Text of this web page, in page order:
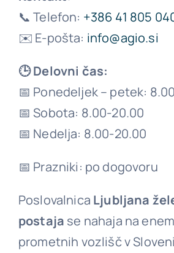
Kontakt
📞 Telefon: +386 41 805
✉️ E-pošta: info@agio.si
🕒 Delovni čas:
📅 Ponedeljek – petek:
📅 Sobota: 8.00-20.00
📅 Nedelja: 8.00-20.00
📅 Prazniki: po dogovoru
Poslovalnica Ljubljana
postaja se nahaja na
prometnih vozlišč v